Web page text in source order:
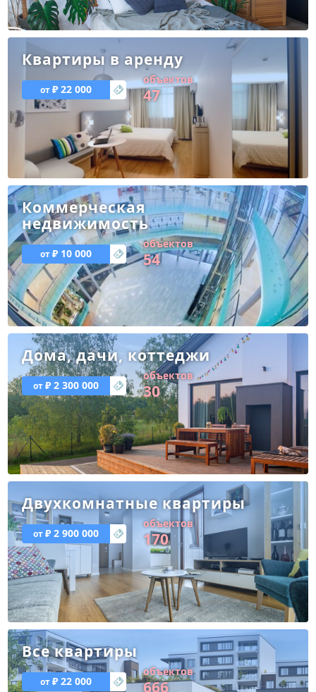
Квартиры в аренду
₽ 22 000
объектов
47
Коммерческая
недвижимость
₽ 10 000
объектов
54
Дома, дачи, коттеджи
₽ 2 300 000
объектов
30
Двухкомнатные квартиры
₽ 2 900 000
объектов
170
Все квартиры
₽ 22 000
объектов
666